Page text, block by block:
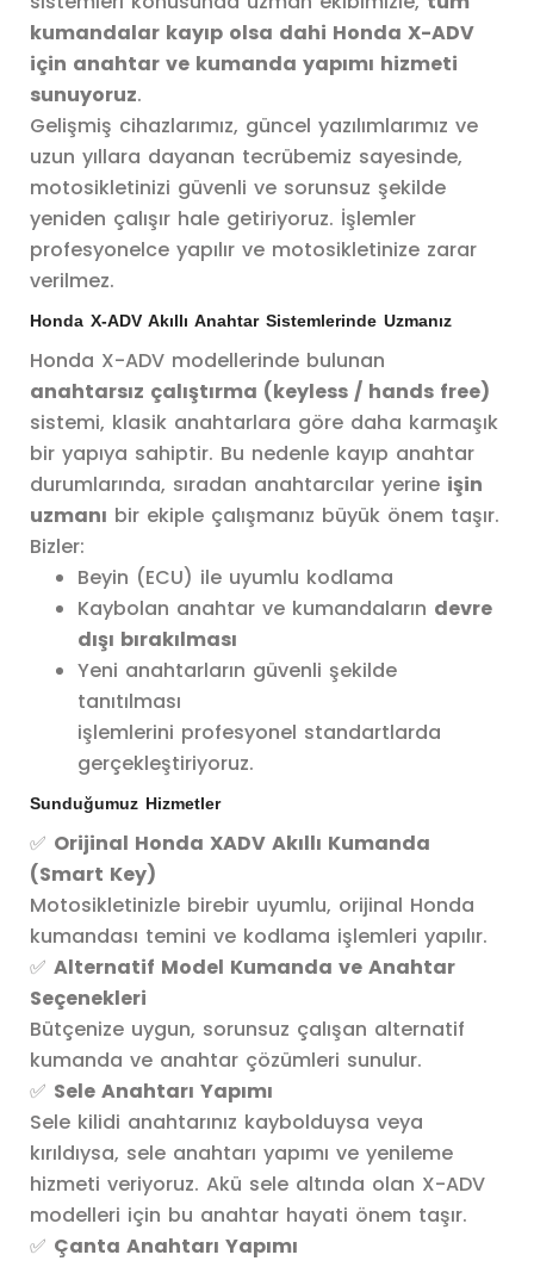
kumandalar kayıp olsa dahi Honda X-ADV
için anahtar ve kumanda yapımı hizmeti
sunuyoruz.
Gelişmiş cihazlarımız, güncel yazılımlarımız ve
uzun yıllara dayanan tecrübemiz sayesinde,
motosikletinizi güvenli ve sorunsuz şekilde
yeniden çalışır hale getiriyoruz. İşlemler
profesyonelce yapılır ve motosikletinize zarar
verilmez.
Honda X-ADV Akıllı Anahtar Sistemlerinde Uzmanız
Honda X-ADV modellerinde bulunan
anahtarsız çalıştırma (keyless / hands free)
sistemi, klasik anahtarlara göre daha karmaşık
bir yapıya sahiptir. Bu nedenle kayıp anahtar
durumlarında, sıradan anahtarcılar yerine işin
uzmanı bir ekiple çalışmanız büyük önem taşır.
Bizler:
Beyin (ECU) ile uyumlu kodlama
Kaybolan anahtar ve kumandaların devre
dışı bırakılması
Yeni anahtarların güvenli şekilde
tanıtılması
işlemlerini profesyonel standartlarda
gerçekleştiriyoruz.
Sunduğumuz Hizmetler
✅ Orijinal Honda XADV Akıllı Kumanda
(Smart Key)
Motosikletinizle birebir uyumlu, orijinal Honda
kumandası temini ve kodlama işlemleri yapılır.
✅ Alternatif Model Kumanda ve Anahtar
Seçenekleri
Bütçenize uygun, sorunsuz çalışan alternatif
kumanda ve anahtar çözümleri sunulur.
✅ Sele Anahtarı Yapımı
Sele kilidi anahtarınız kaybolduysa veya
kırıldıysa, sele anahtarı yapımı ve yenileme
hizmeti veriyoruz. Akü sele altında olan X-ADV
modelleri için bu anahtar hayati önem taşır.
✅ Çanta Anahtarı Yapımı